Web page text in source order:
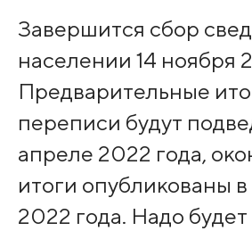
Завершится сбор
населении 14 ноября
Предварительные
переписи будут
апреле 2022 года,
итоги опубликованы
2022 года. Надо будет